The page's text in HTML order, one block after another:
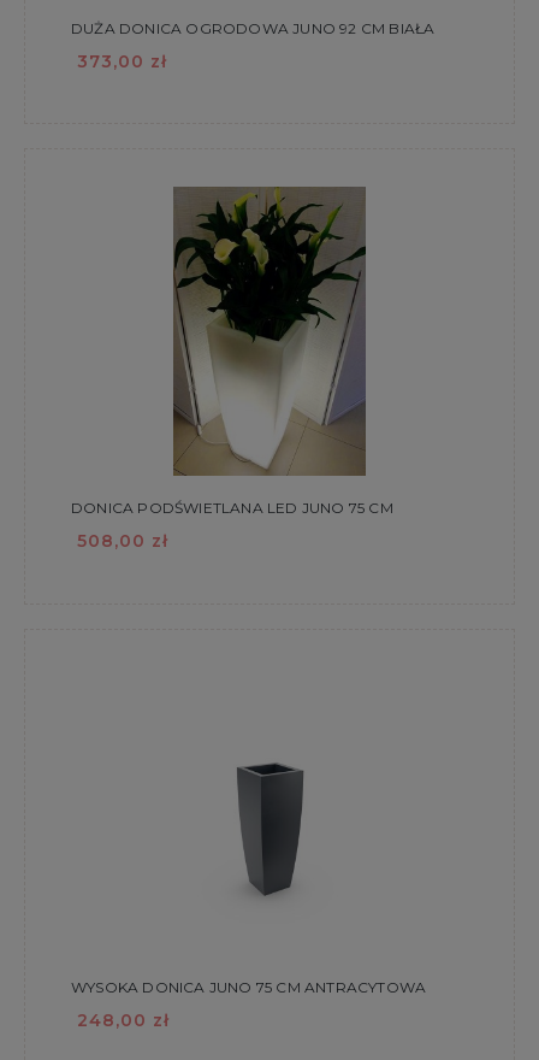
DUŻA DONICA OGRODOWA JUNO 92 CM BIAŁA
373,00 zł
DONICA PODŚWIETLANA LED JUNO 75 CM
508,00 zł
WYSOKA DONICA JUNO 75 CM ANTRACYTOWA
248,00 zł